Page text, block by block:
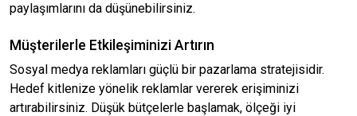
paylaşımlarını da düşünebilirsiniz.
Müşterilerle Etkileşiminizi Artırın
Sosyal medya reklamları güçlü bir pazarlama stratejisidir.
Hedef kitlenize yönelik reklamlar vererek erişiminizi
artırabilirsiniz. Düşük bütçelerle başlamak, ölçeği iyi